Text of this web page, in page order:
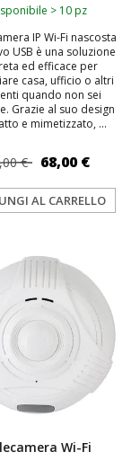
> 10 pz
IP Wi-Fi nascosta
USB è una soluzione
ed efficace per
casa, ufficio o altri
quando non sei
Grazie al suo design
e mimetizzato, ...
€ 68,00 €
AL CARRELLO
Wi-Fi